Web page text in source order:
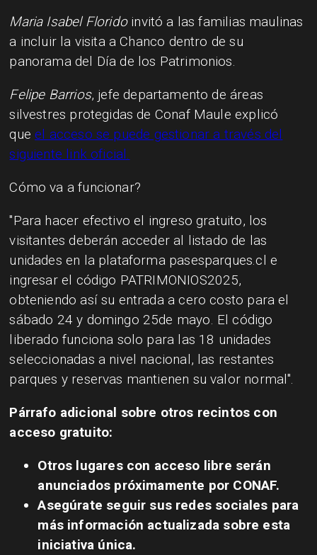
Maria Isabel Floridoinvitó a las familias maulinas
a incluir la visita a Chanco dentro de su
panorama del Día de los Patrimonios.
Felipe Barrios, jefe departamento de áreas
silvestres protegidas de Conaf Maule explicó
queel acceso se puede gestionar a través del
siguiente link oficial.
Cómo va a funcionar?
"Para hacer efectivo el ingreso gratuito, los
visitantes deberán acceder al listado de las
unidades en la plataforma pasesparques.cl e
ingresar el código PATRIMONIOS2025,
obteniendo así su entrada a cero costo para el
sábado 24 y domingo 25de mayo. El código
liberado funciona solo para las 18 unidades
seleccionadas a nivel nacional, las restantes
parques y reservas mantienen su valor normal".
Párrafo adicional sobre otros recintos con
acceso gratuito:
Otros lugares con acceso libre serán
anunciados próximamente por CONAF.
Asegúrate seguir sus redes sociales para
más información actualizada sobre esta
iniciativa única.